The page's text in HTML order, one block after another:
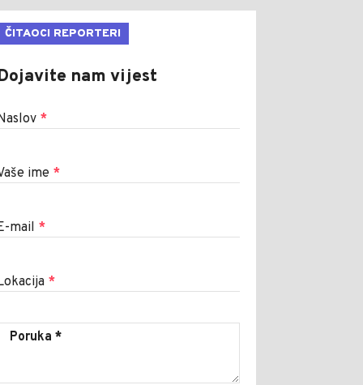
ČITAOCI REPORTERI
nam vijest
*
ime *
mail *
*